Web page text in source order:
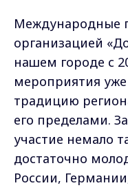
Международные
организацией
нашем городе с
мероприятия
традицию
его пределами.
участие немало
достаточно
России,